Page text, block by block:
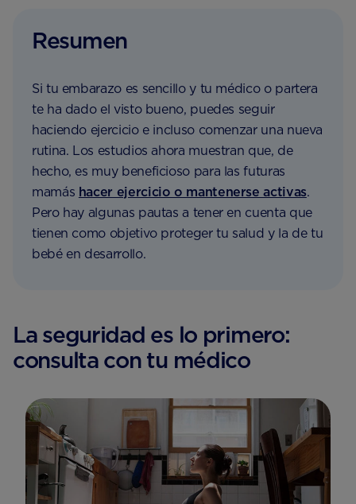
Resumen
Si tu embarazo es sencillo y tu médico o partera
te ha dado el visto bueno, puedes seguir
haciendo ejercicio e incluso comenzar una nueva
rutina. Los estudios ahora muestran que, de
hecho, es muy beneficioso para las futuras
mamás hacer ejercicio o mantenerse activas.
Pero hay algunas pautas a tener en cuenta que
tienen como objetivo proteger tu salud y la de tu
bebé en desarrollo.
La seguridad es lo primero:
consulta con tu médico